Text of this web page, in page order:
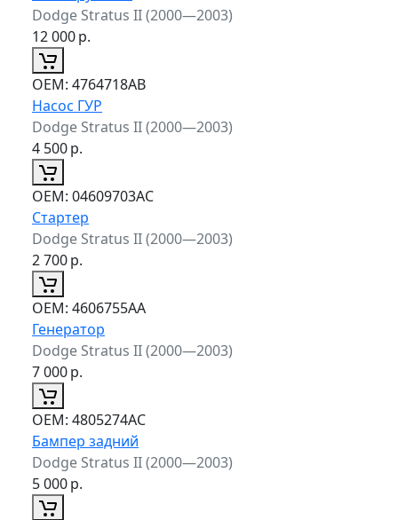
Dodge Stratus II (2000—2003)
12 000р.
ОЕМ: 4764718AB
Насос ГУР
Dodge Stratus II (2000—2003)
4 500р.
ОЕМ: 04609703AC
Стартер
Dodge Stratus II (2000—2003)
2 700р.
ОЕМ: 4606755AA
Генератор
Dodge Stratus II (2000—2003)
7 000р.
ОЕМ: 4805274AC
Бампер задний
Dodge Stratus II (2000—2003)
5 000р.